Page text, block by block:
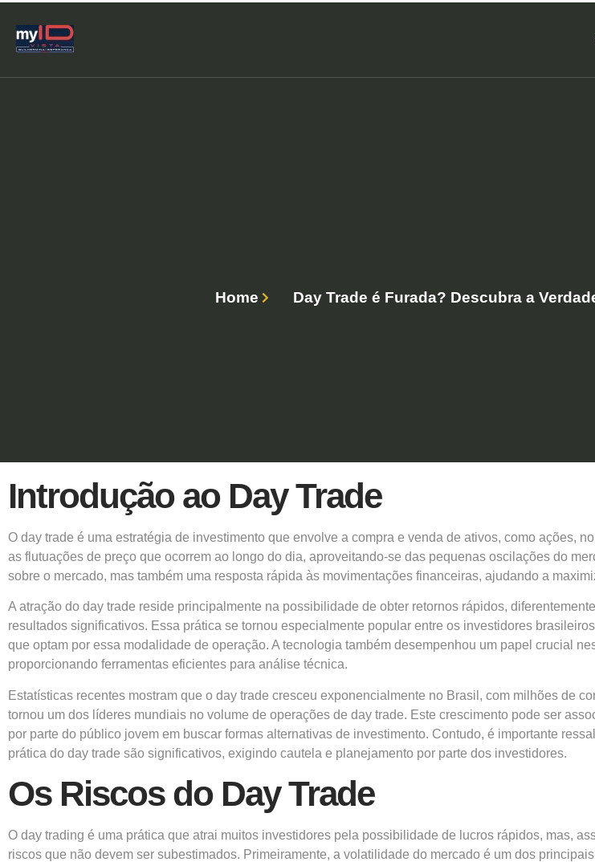
Home Day Trade é Furada? Descubra a
Introdução ao Day Trade
O day trade é uma estratégia de investimento que envolve a compra e venda de ativos, como ações,
as flutuações de preço que ocorrem ao longo do dia, aproveitando-se das pequenas oscilações do
sobre o mercado, mas também uma resposta rápida às movimentações financeiras, ajudando a
A atração do day trade reside principalmente na possibilidade de obter retornos rápidos,
resultados significativos. Essa prática se tornou especialmente popular entre os investidores
que optam por essa modalidade de operação. A tecnologia também desempenhou um papel crucial
proporcionando ferramentas eficientes para análise técnica.
Estatísticas recentes mostram que o day trade cresceu exponencialmente no Brasil, com milhões de
tornou um dos líderes mundiais no volume de operações de day trade. Este crescimento pode ser
por parte do público jovem em buscar formas alternativas de investimento. Contudo, é importante
prática do day trade são significativos, exigindo cautela e planejamento por parte dos investidores.
Os Riscos do Day Trade
O day trading é uma prática que atrai muitos investidores pela possibilidade de lucros rápidos, mas,
riscos que não devem ser subestimados. Primeiramente, a volatilidade do mercado é um dos